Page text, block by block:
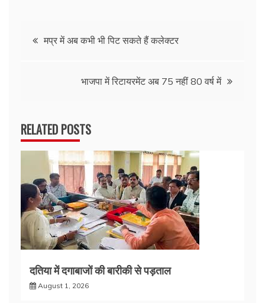
Postमप्र में अब कभी भी पिट सकते हैं कलेक्टर
भाजपा में रिटायरमेंट अब 75 नहीं 80 वर्ष में
RELATED POSTS
दतिया में दगाबाजों की बारीकी से पड़ताल
August 1, 2026